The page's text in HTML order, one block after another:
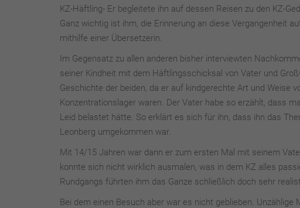
KZ-Häftling- Er begleitete ihn auf dessen Reisen zu den KZ-
Ganz wichtig ist ihm, die Erinnerung an diese Vergangenheit
mithilfe einer Übersetzerin.
Im Gegensatz zu allen anderen bisher interviewten
seiner Kindheit mit dem Häftlingsschicksal von Vater und
Geschichte der beiden, da er auf kindgerechte Art und Weise
Konzentrationslager waren. Der Vater habe so erzählt, dass
Leid belastet hätte. So erklärt es sich für ihn, dass ihn das
Leonberg umgekommen war.
Mit 14/15 Jahren war dann er zum ersten Mal mit seinem
konnte sich nicht wirklich ausmalen, was in dem KZ alles
Rundgangs führten ihm das Ganze schließlich doch sehr
Bei dem einen Besuch aber war es nicht geblieben.